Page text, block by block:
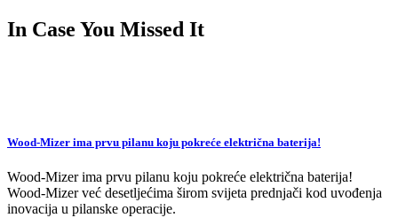
In Case You Missed It
Wood-Mizer ima prvu pilanu koju pokreće električna baterija!
Wood-Mizer ima prvu pilanu koju pokreće električna baterija!
Wood-Mizer već desetljećima širom svijeta prednjači kod uvođenja
inovacija u pilanske operacije.